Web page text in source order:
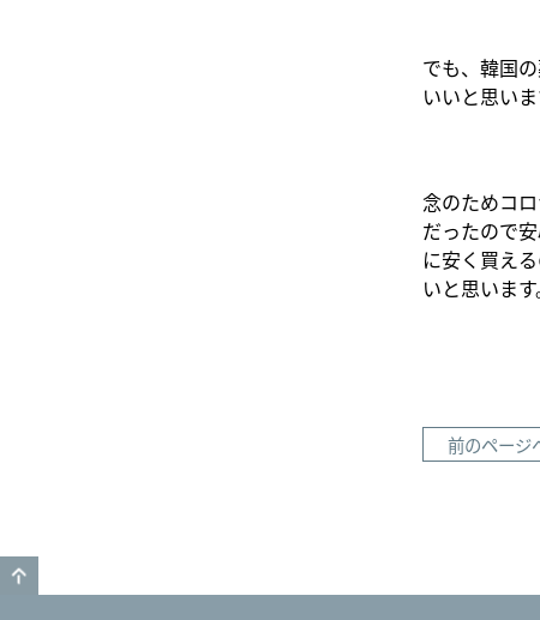
でも、韓国
いいと思いま
念のためコ
だったので
に安く買え
いと思います
前のページ